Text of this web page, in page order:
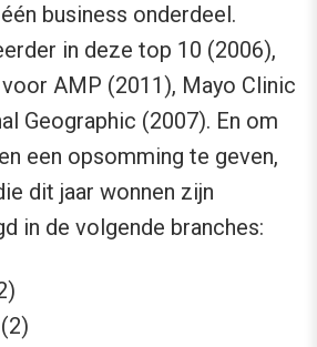
business onderdeel.
in deze top 10 (2006),
AMP (2011), Mayo Clinic
Geographic (2007). En om
een opsomming te geven,
dit jaar wonnen zijn
in de volgende branches: